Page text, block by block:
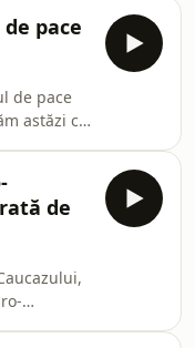
încercăm
Ion M
pace
de pace
astăzi cu
de